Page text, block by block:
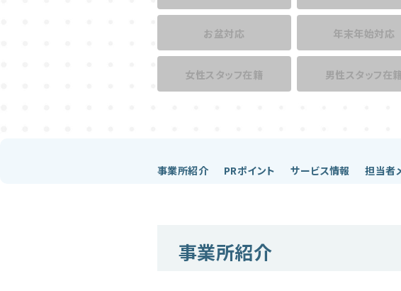
お盆対応 年末年始対応
女性スタッフ在籍 男性スタッフ在籍
事業所紹介 PRポイント サービス情報 担当者
事業所紹介